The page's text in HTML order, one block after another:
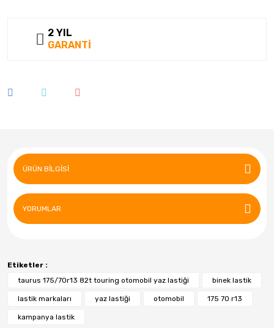
2 YIL
GARANTİ
ÜRÜN BILGISI
YORUMLAR
Etiketler :
taurus 175/70r13 82t touring otomobil yaz lastiği
binek lastik
lastik markaları yaz lastiği otomobil 175 70 r13
kampanya lastik